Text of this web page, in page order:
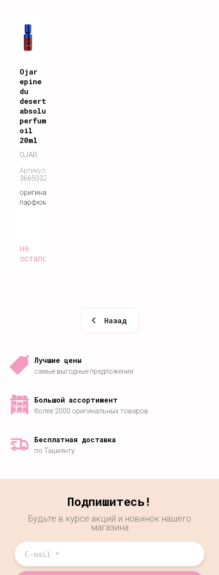
Ojar
epine
du
desert
absolute
perfume
oil
20ml
OJAR
Артикул:
3665032004722
оригинальный
парфюм
не
осталось
Назад
Лучшие цены
самые выгодные предложения
Большой ассортимент
более 2000 оригинальных товаров
Бесплатная доставка
по Ташкенту
Подпишитесь!
Будьте в курсе акций и новинок нашего
магазина